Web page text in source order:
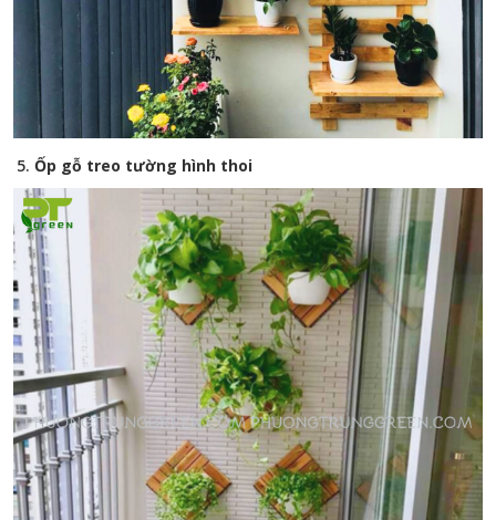
5. Ốp gỗ treo tường hình thoi